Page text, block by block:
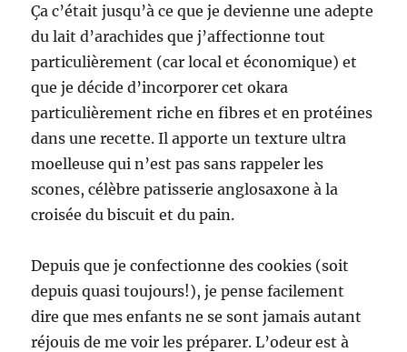
Ça c’était jusqu’à ce que je devienne une adepte
du lait d’arachides que j’affectionne tout
particulièrement (car local et économique) et
que je décide d’incorporer cet okara
particulièrement riche en fibres et en protéines
dans une recette. Il apporte un texture ultra
moelleuse qui n’est pas sans rappeler les
scones, célèbre patisserie anglosaxone à la
croisée du biscuit et du pain.
Depuis que je confectionne des cookies (soit
depuis quasi toujours!), je pense facilement
dire que mes enfants ne se sont jamais autant
réjouis de me voir les préparer. L’odeur est à